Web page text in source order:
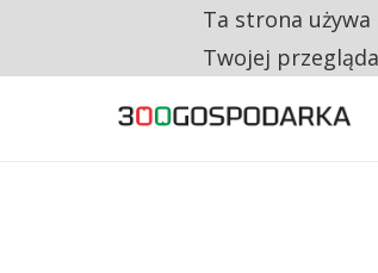
NA JEDEN WAKAT
Ta strona
Twojej